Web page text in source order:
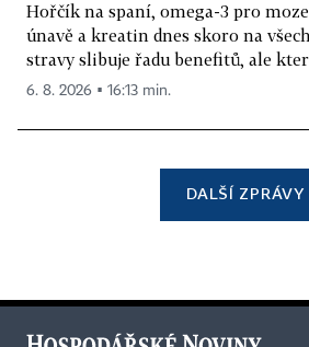
Hořčík na spaní, omega-3 pro
únavě a kreatin dnes skoro na
stravy slibuje řadu benefitů, ale
6. 8. 2026 ▪ 16:13 min.
DALŠÍ ZPRÁVY